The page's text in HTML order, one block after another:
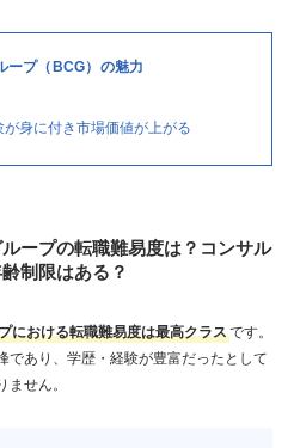
ープ（BCG）の魅力
が身に付き市場価値が上がる
ープの転職難易度は？コンサル
制限はある？
における転職難易度は最高クラスです。
であり、学歴・経験が豊富だったとして
せん。